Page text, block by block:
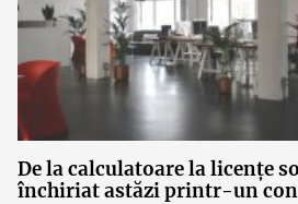
De la calculatoare la licențe
închiriat astăzi printr-un